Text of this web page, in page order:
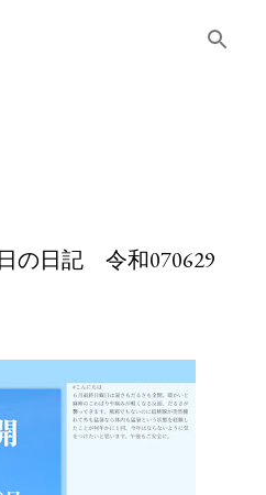
ン コンテンツに移動
の日記 令和070629